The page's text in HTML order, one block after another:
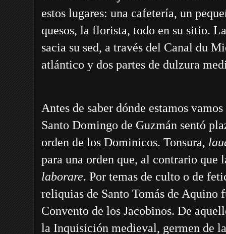
estos lugares: una cafetería, un
quesos, la florista, todo en su sitio.
sacia su sed, a través del Canal du
atlántico y dos partes de dulzura
Antes de saber dónde estamos
Santo Domingo de Guzmán sentó
orden de los Dominicos. Tonsura,
para una orden que, al contrario que
laborare. Por temas de culto o de
reliquias de Santo Tomás de Aquino
Convento de los Jacobinos. De
la Inquisición medieval, germen de